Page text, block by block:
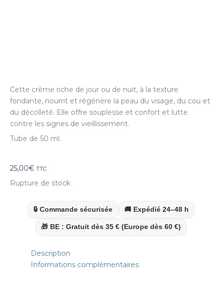
Cette crème riche de jour ou de nuit, à la texture
fondante, nourrit et régénère la peau du visage, du cou et
du décolleté. Elle offre souplesse et confort et lutte
contre les signes de vieillissement.
Tube de 50 ml.
25,00€ TTC
Rupture de stock
🔒 Commande sécurisée 🚚 Expédié 24–48 h
🎁 BE : Gratuit dès 35 € (Europe dès 60 €)
Description
Informations complémentaires